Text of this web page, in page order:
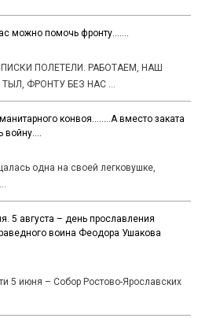
можно помочь фронту…….
ПОЛЕТЕЛИ. РАБОТАЕМ, НАШ
ФРОНТУ БЕЗ НАС …
конвоя……..А вместо заката
войну….
одна на своей легковушке,
5 августа – день прославления
воина Феодора Ушакова
5 июня – Собор Ростово-Ярославских